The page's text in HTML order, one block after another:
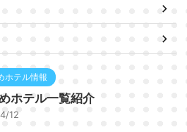
ホテル情報
ホテル一覧紹介
12